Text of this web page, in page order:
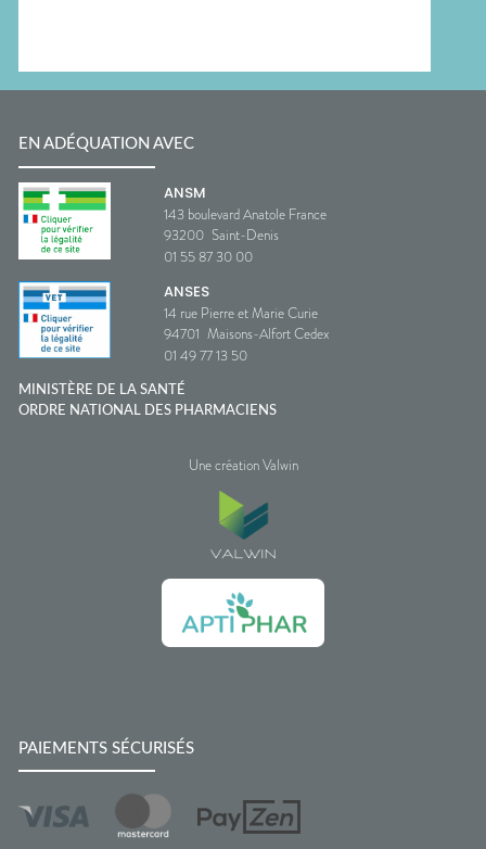
EN ADÉQUATION AVEC
ANSM
143 boulevard Anatole France
93200 Saint-Denis
01 55 87 30 00
ANSES
14 rue Pierre et Marie Curie
94701 Maisons-Alfort Cedex
01 49 77 13 50
MINISTÈRE DE LA SANTÉ
ORDRE NATIONAL DES PHARMACIENS
Une création Valwin
PAIEMENTS SÉCURISÉS